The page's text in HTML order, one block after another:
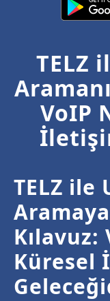
TELZ
VoIP
TELZ ile
Kılavuz:
Küresel